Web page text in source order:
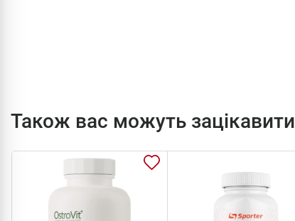
Також вас можуть зацікавити